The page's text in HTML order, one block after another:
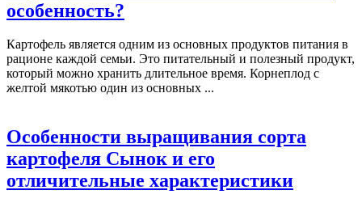
особенность?
Картофель является одним из основных продуктов питания в
рационе каждой семьи. Это питательный и полезный продукт,
который можно хранить длительное время. Корнеплод с
желтой мякотью один из основных ...
Особенности выращивания сорта
картофеля Сынок и его
отличительные характеристики